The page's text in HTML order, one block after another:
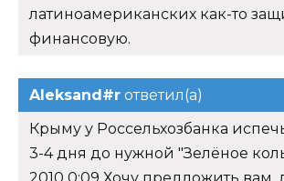
латиноамериканских как-то
финансовую.
Aleksand#r ответил(а)
Крыму у Россельхозбанка
3-4 дня до нужной "Зелёное